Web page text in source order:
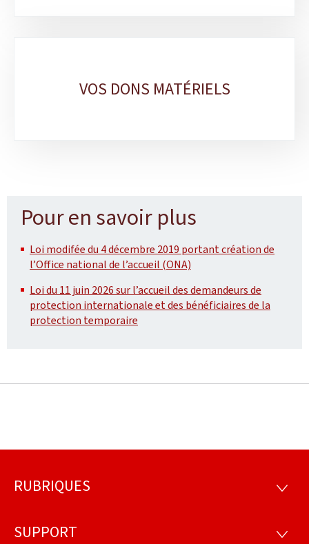
VOS DONS MATÉRIELS
Pour en savoir plus
Loi modifée du 4 décembre 2019 portant création de
l’Office national de l’accueil (ONA)
Loi du 11 juin 2026 sur l’accueil des demandeurs de
protection internationale et des bénéficiaires de la
protection temporaire
Pied
RUBRIQUES
SUPPORT